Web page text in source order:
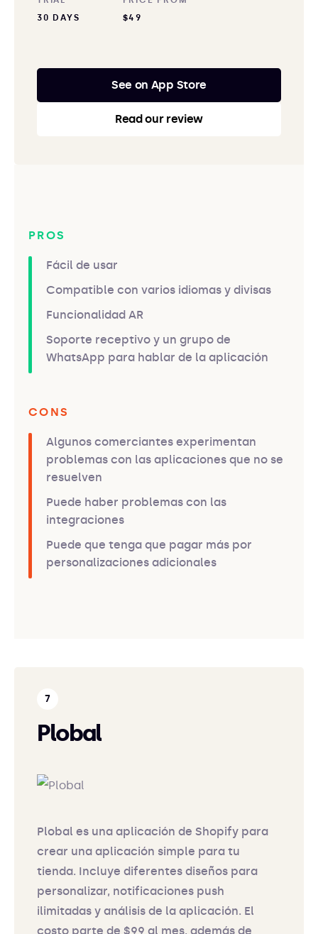
30 DAYS
$49
See on App Store
Read our review
PROS
Fácil de usar
Compatible con varios idiomas y divisas
Funcionalidad AR
Soporte receptivo y un grupo de
WhatsApp para hablar de la aplicación
CONS
Algunos comerciantes experimentan
problemas con las aplicaciones que no se
resuelven
Puede haber problemas con las
integraciones
Puede que tenga que pagar más por
personalizaciones adicionales
Plobal
Plobal es una aplicación de Shopify para
crear una aplicación simple para tu
tienda. Incluye diferentes diseños para
personalizar, notificaciones push
ilimitadas y análisis de la aplicación. El
costo parte de $99 al mes, además de